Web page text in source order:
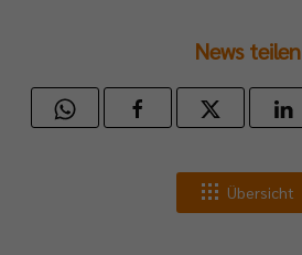
News teilen
Übersicht